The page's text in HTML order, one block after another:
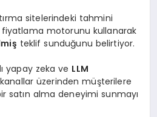
sitelerindeki tahmini
motorunu kullanarak
teklif sunduğunu belirtiyor.
yapay zeka ve LLM
üzerinden müşterilere
satın alma deneyimi sunmayı